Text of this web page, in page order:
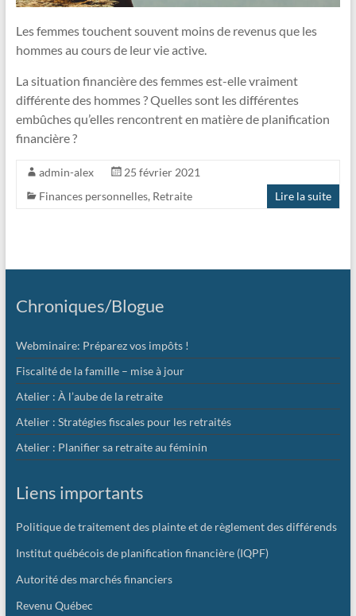
Les femmes touchent souvent moins de revenus que les
hommes au cours de leur vie active.
La situation financière des femmes est-elle vraiment
différente des hommes ? Quelles sont les différentes
embûches qu’elles rencontrent en matière de planification
financière ?
admin-alex
25 février 2021
Finances personnelles, Retraite Lire la suite
Chroniques/Blogue
Webminaire: Préparez vos impôts !
Fiscalité de la famille – mise à jour
Atelier : À l’aube de la retraite
Atelier : Stratégies fiscales pour les retraités
Atelier : Planifier sa retraite au féminin
Liens importants
Politique de traitement des plainte et de règlement des différends
Institut québécois de planification financière (IQPF)
Autorité des marchés financiers
Revenu Québec